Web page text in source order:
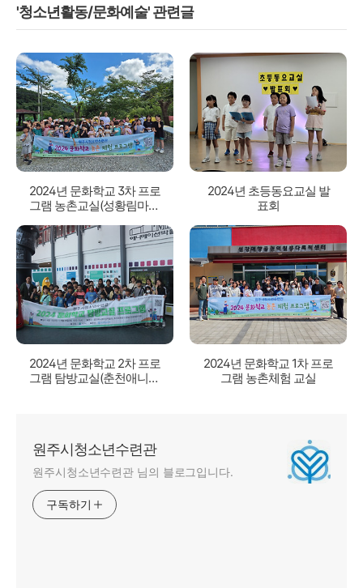
'청소년활동/문화예술' 관련글
2024년 문화학교 3차 프로
그램 농촌교실(성황림마을
2024년 초등동요교실 발
표회
2024년 문화학교 2차 프로
그램 탐방교실(춘천애니메
2024년 문화학교 1차 프로
그램 농촌체험 교실
원주시청소년수련관
원주시청소년수련관 님의 블로그입니다.
구독하기